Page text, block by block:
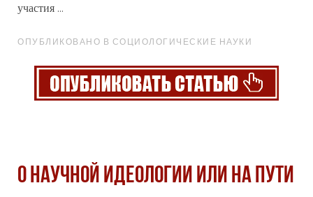
участия ...
ОПУБЛИКОВАНО В СОЦИОЛОГИЧЕСКИЕ НАУКИ
О НАУЧНОЙ ИДЕОЛОГИИ ИЛИ НА ПУТИ